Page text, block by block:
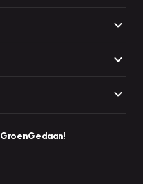
GroenGedaan!